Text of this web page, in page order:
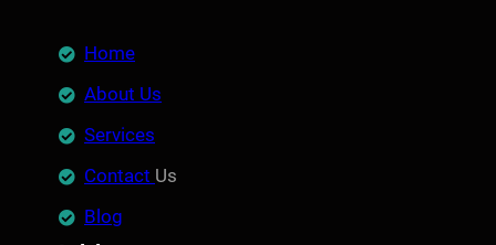
Home
About Us
Services
Contact Us
Blog